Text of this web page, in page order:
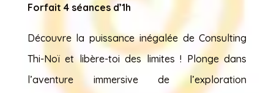
Forfait 4 séances d’1h
Découvre la puissance inégalée de Consulting
Thi-Noï et libère-toi des limites ! Plonge dans
l’aventure immersive de l’exploration